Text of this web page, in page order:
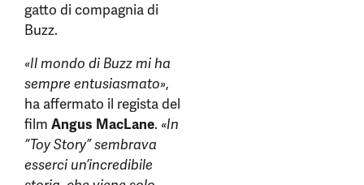
gatto di compagnia di
Buzz.
«Il mondo di Buzz mi ha
sempre entusiasmato»,
ha affermato il regista del
film Angus MacLane. «In
“Toy Story” sembrava
esserci un’incredibile